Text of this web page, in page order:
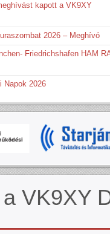
kapott a VK9XY
2026 – Meghívó
Friedrichshafen HAM
Napok 2026
VK9XY